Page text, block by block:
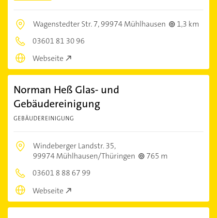
Wagenstedter Str. 7,99974 Mühlhausen
1,3 km
03601 81 30 96
Webseite
Norman Heß Glas- und
Gebäudereinigung
GEBÄUDEREINIGUNG
Windeberger Landstr. 35,
99974 Mühlhausen/Thüringen
765 m
03601 8 88 67 99
Webseite